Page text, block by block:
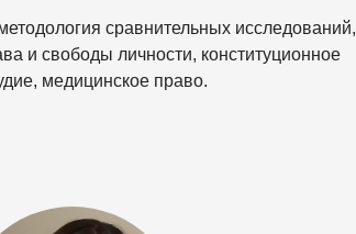
сравнительных исследований,
и свободы личности, конституционное
медицинское право.